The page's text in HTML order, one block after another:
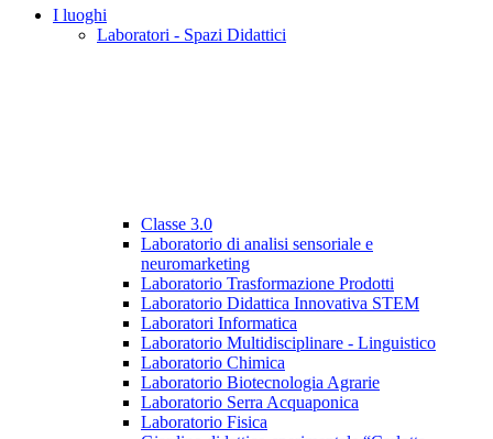
I luoghi
Laboratori - Spazi Didattici
Classe 3.0
Laboratorio di analisi sensoriale e
neuromarketing
Laboratorio Trasformazione Prodotti
Laboratorio Didattica Innovativa STEM
Laboratori Informatica
Laboratorio Multidisciplinare - Linguistico
Laboratorio Chimica
Laboratorio Biotecnologia Agrarie
Laboratorio Serra Acquaponica
Laboratorio Fisica